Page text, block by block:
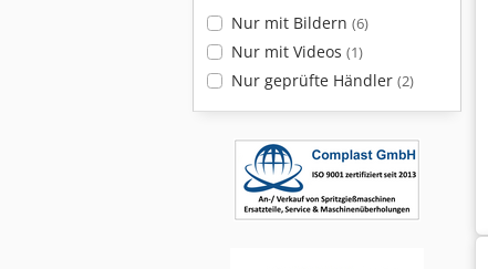
Nur mit Bildern (6)
Nur mit Videos (1)
Nur geprüfte Händler (2)